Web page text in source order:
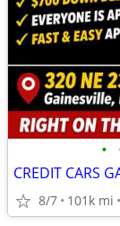
•
8/7 101k mi